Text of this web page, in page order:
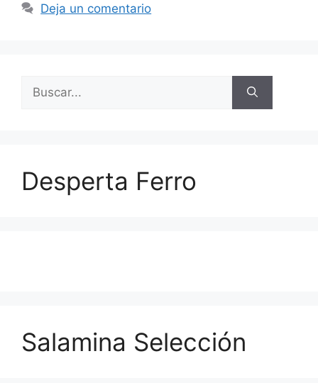
Deja un comentario
Desperta Ferro
Salamina Selección